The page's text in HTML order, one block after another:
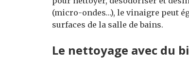
(micro-ondes…), le vinaigre peut
surfaces de la salle de bains.
Le nettoyage avec du